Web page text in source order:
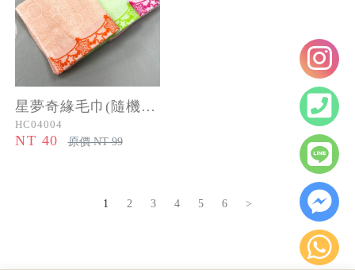
星夢奇緣毛巾(隨機色)
HC04004
NT 40 原價 NT 99
1 2 3 4 5 6 >